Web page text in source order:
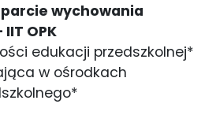
wychowania
OPK
edukacji przedszkolnej*
w ośrodkach